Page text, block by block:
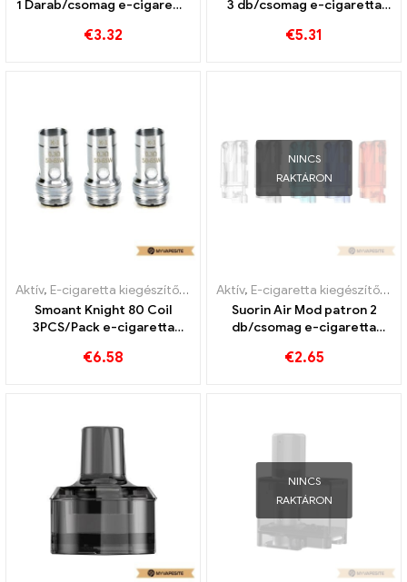
1 Darab/csomag e-cigaretta
€3.32
3 db/csomag e-cigaretta
€5.31
Aktív, E-cigaretta kiegészítők ,
Párologtató
Smoant Knight 80 Coil
3PCS/Pack e-cigaretta
€6.58
NINCS
RAKTÁRON
Aktív, E-cigaretta kiegészítők ,
Suorin Air Mod patron 2
db/csomag e-cigaretta
€2.65
NINCS
RAKTÁRON